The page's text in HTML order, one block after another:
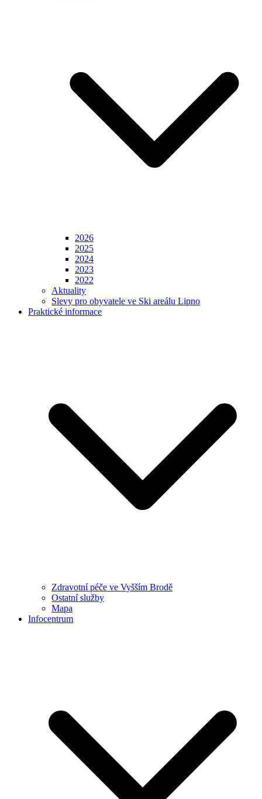
2026
2025
2024
2023
2022
Aktuality
Slevy pro obyvatele ve Ski areálu Lipno
Praktické informace
Zdravotní péče ve Vyšším Brodě
Ostatní služby
Mapa
Infocentrum